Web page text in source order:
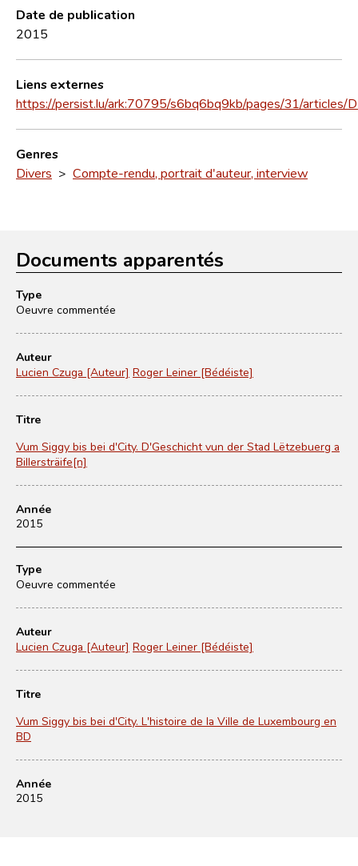
Date de publication
2015
Liens externes
https://persist.lu/ark:70795/s6bq6bq9kb/pages/31/articles/
Genres
Divers > Compte-rendu, portrait d'auteur, interview
Documents apparentés
Type
Oeuvre commentée
Auteur
Lucien Czuga [Auteur] Roger Leiner [Bédéiste]
Titre
Vum Siggy bis bei d'City. D'Geschicht vun der Stad Lëtzebuerg a
Billersträife[n]
Année
2015
Type
Oeuvre commentée
Auteur
Lucien Czuga [Auteur] Roger Leiner [Bédéiste]
Titre
Vum Siggy bis bei d'City. L'histoire de la Ville de Luxembourg en
BD
Année
2015